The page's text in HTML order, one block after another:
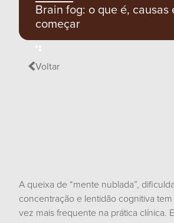
Brain fog: o que é, causas
começar
Voltar
A queixa de “mente nublada”,
concentração e lentidão cognitiva
vez mais frequente na prática clínica.